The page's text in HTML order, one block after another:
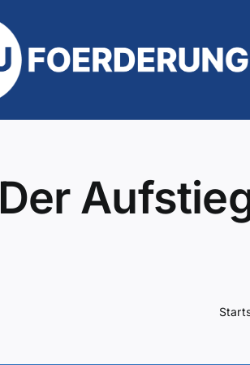
Der